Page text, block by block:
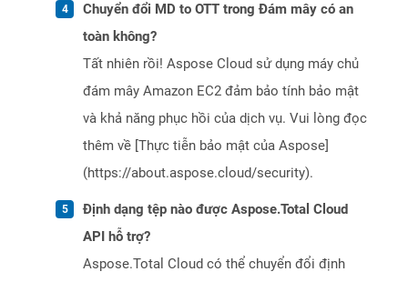
Chuyển đổi MD to OTT trong Đám mây có an
toàn không?
Tất nhiên rồi! Aspose Cloud sử dụng máy chủ
đám mây Amazon EC2 đảm bảo tính bảo mật
và khả năng phục hồi của dịch vụ. Vui lòng đọc
thêm về [Thực tiễn bảo mật của Aspose]
(https://about.aspose.cloud/security).
Định dạng tệp nào được Aspose.Total Cloud
API hỗ trợ?
Aspose.Total Cloud có thể chuyển đổi định